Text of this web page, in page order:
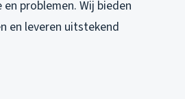
problemen. Wij bieden
en leveren uitstekend